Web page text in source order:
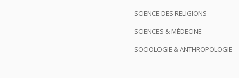
SCIENCE DES RELIGIONS
SCIENCES & MÉDECINE
SOCIOLOGIE & ANTHROPOLOGIE